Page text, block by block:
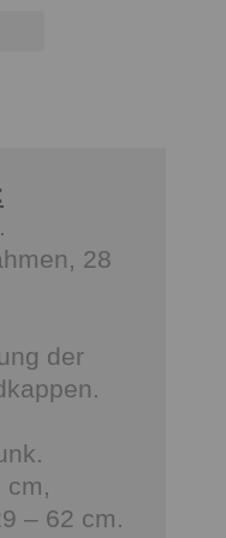
28
der
cm,
– 62 cm.